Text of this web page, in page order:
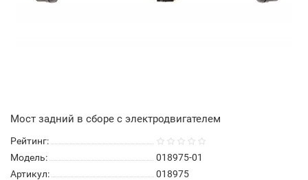
Мост задний в сборе с электродвигателем
Рейтинг:
Модель:
018975-01
Артикул:
018975